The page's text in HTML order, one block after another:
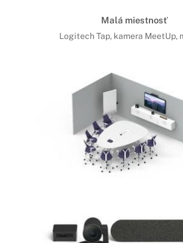
Malá miestnosť
Logitech Tap, kamera MeetUp,